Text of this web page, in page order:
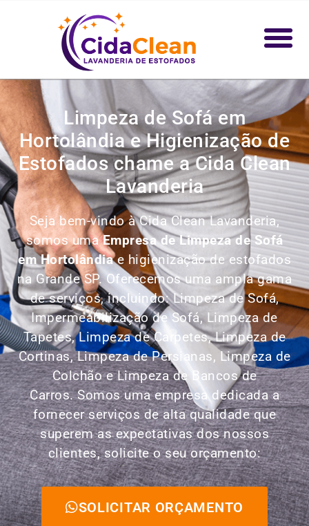
Limpeza de Sofá em
Hortolândia e Higienização de
Estofados chame a Cida Clean
Lavanderia
Seja bem-vindo à Cida Clean Lavanderia,
somos umaEmpresa de Limpeza de Sofá
em Hortolândiae higienização de estofados
na Grande SP. Oferecemos uma ampla gama
de serviços, incluindo:Limpeza de Sofá,
Impermeabilização de Sofá, Limpeza de
Tapetes, Limpeza de Carpetes, Limpeza de
Cortinas, Limpeza de Persianas, Limpeza de
Colchão e Limpeza de Bancos de
Carros.Somos uma empresa dedicada a
fornecer serviços de alta qualidade que
superem as expectativas dos nossos
clientes, solicite o seu orçamento:
SOLICITAR ORÇAMENTO